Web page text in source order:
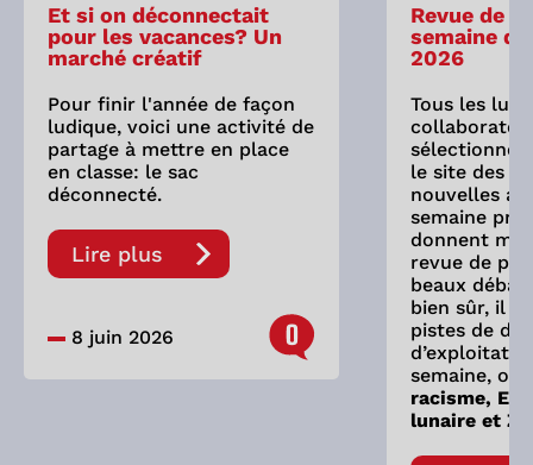
Et si on déconnectait
pour les vacances? Un
marché créatif
Pour finir l'année de façon
ludique, voici une activité de
partage à mettre en place
en classe: le sac
déconnecté.
Lire plus
8 juin 2026 0
Revue de
semaine
2026
Tous les
sélectionne
le site des
nouvelles
semaine
donnent
revue de
beaux
bien sûr, il
pistes de
semaine, on
racisme,
lunaire et